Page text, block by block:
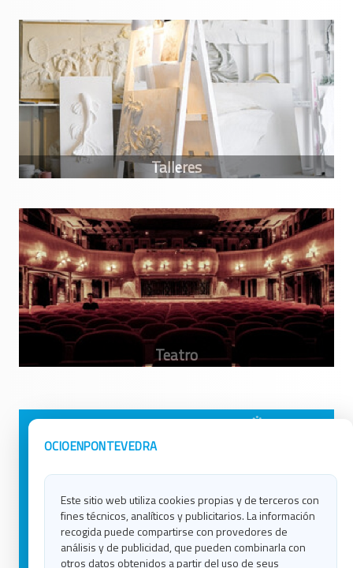
OCIOENPONTEVEDRA
Este sitio web utiliza cookies propias y de terceros con
fines técnicos, analíticos y publicitarios. La información
recogida puede compartirse con provedores de
análisis y de publicidad, que pueden combinarla con
otros datos obtenidos a partir del uso de seus
Avisos Legales
Contacto
Política de Cookies
Ocio en Lugo
Ocio en Ourense
Ocio en Pontevedra
Ocio en Santiago